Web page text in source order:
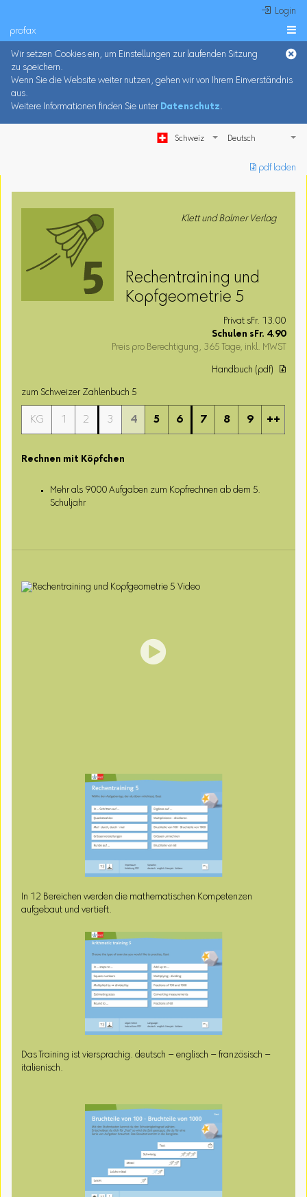
 Login
profax 
Wir setzen Cookies ein, um Einstellungen zur laufenden Sitzung
zu speichern.
Wenn Sie die Website weiter nutzen, gehen wir von Ihrem Einverständnis
aus.
Weitere Informationen finden Sie unter Datenschutz.
Schweiz
︎ pdf laden
Klett und Balmer Verlag
Rechentraining und
Kopfgeometrie 5
Privat sFr. 13.00
Schulen sFr. 4.90
Preis pro Berechtigung, 365 Tage, inkl. MWST
Handbuch (pdf) ︎
zum Schweizer Zahlenbuch 5
KG 1 2 3 4 5 6 7 8 9 ++
Rechnen mit Köpfchen
Mehr als 9000 Aufgaben zum Kopfrechnen ab dem 5.
Schuljahr

In 12 Bereichen werden die mathematischen Kompetenzen
aufgebaut und vertieft.
Das Training ist viersprachig. deutsch – englisch – französisch –
italienisch.